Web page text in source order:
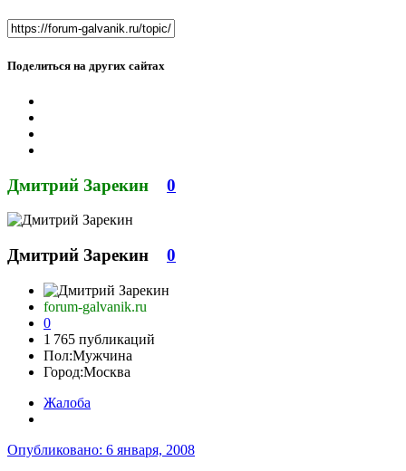
Поделиться на других сайтах
Дмитрий Зарекин 0
Дмитрий Зарекин 0
forum-galvanik.ru
0
1 765 публикаций
Пол:Мужчина
Город:Москва
Жалоба
Опубликовано: 6 января, 2008